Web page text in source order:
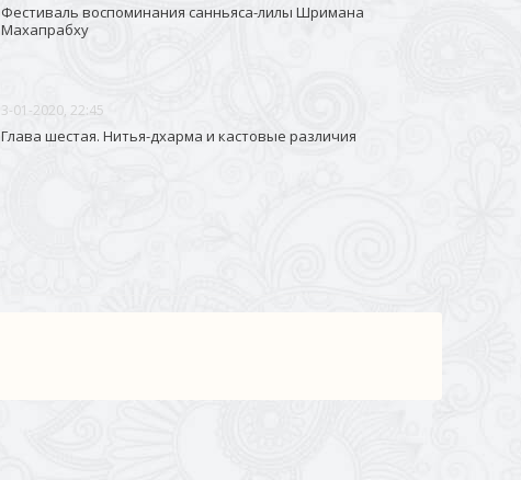
Фестиваль воспоминания санньяса-лилы Шримана
Махапрабху
3-01-2020, 22:45
Глава шестая. Нитья-дхарма и кастовые различия